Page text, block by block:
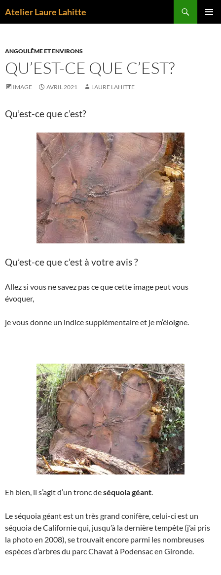
auAtelier Laure Lahitte
ANGOULÊME ET ENVIRONS
QU’EST-CE QUE C’EST?
IMAGE AVRIL 2021 LAURE LAHITTE
Qu’est-ce que c’est?
Qu’est-ce que c’est à votre avis ?
Allez si vous ne savez pas ce que cette image peut vous
évoquer,
je vous donne un indice supplémentaire et je m’éloigne.
Eh bien, il s’agit d’un tronc deséquoia géant.
Le séquoia géant est un très grand conifère, celui-ci est un
séquoia de Californie qui, jusqu’à la dernière tempête (j’ai pris
la photo en 2008), se trouvait encore parmi les nombreuses
espèces d’arbres du parc Chavat à Podensac en Gironde.